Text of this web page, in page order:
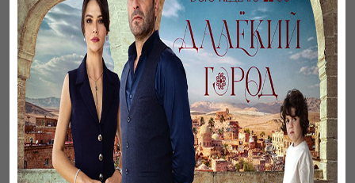
Үзілген жапырақтар